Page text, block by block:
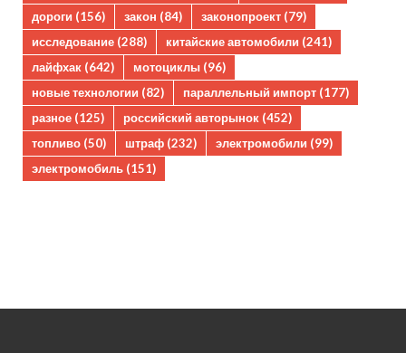
дороги (156) закон (84) законопроект (79)
исследование (288) китайские автомобили (241)
лайфхак (642) мотоциклы (96)
новые технологии (82) параллельный импорт (177)
разное (125) российский авторынок (452)
топливо (50) штраф (232) электромобили (99)
электромобиль (151)